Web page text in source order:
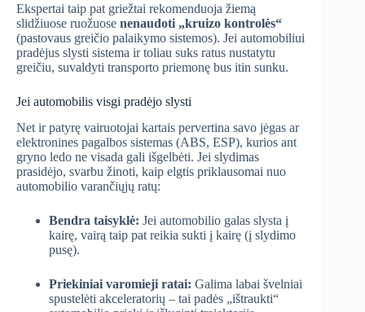
Ekspertai taip pat griežtai rekomenduoja žiemą
slidžiuose ruožuose nenaudoti „kruizo kontrolės“
(pastovaus greičio palaikymo sistemos). Jei automobiliui
pradėjus slysti sistema ir toliau suks ratus nustatytu
greičiu, suvaldyti transporto priemonę bus itin sunku.
Jei automobilis visgi pradėjo slysti
Net ir patyrę vairuotojai kartais pervertina savo jėgas ar
elektronines pagalbos sistemas (ABS, ESP), kurios ant
gryno ledo ne visada gali išgelbėti. Jei slydimas
prasidėjo, svarbu žinoti, kaip elgtis priklausomai nuo
automobilio varančiųjų ratų:
Bendra taisyklė: Jei automobilio galas slysta į
kairę, vairą taip pat reikia sukti į kairę (į slydimo
pusę).
Priekiniai varomieji ratai: Galima labai švelniai
spustelėti akceleratorių – tai padės „ištraukti“